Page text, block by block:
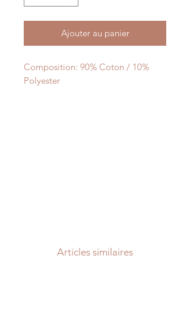
Ajouter au panier
Composition: 90% Coton / 10%
Polyester
Articles similaires